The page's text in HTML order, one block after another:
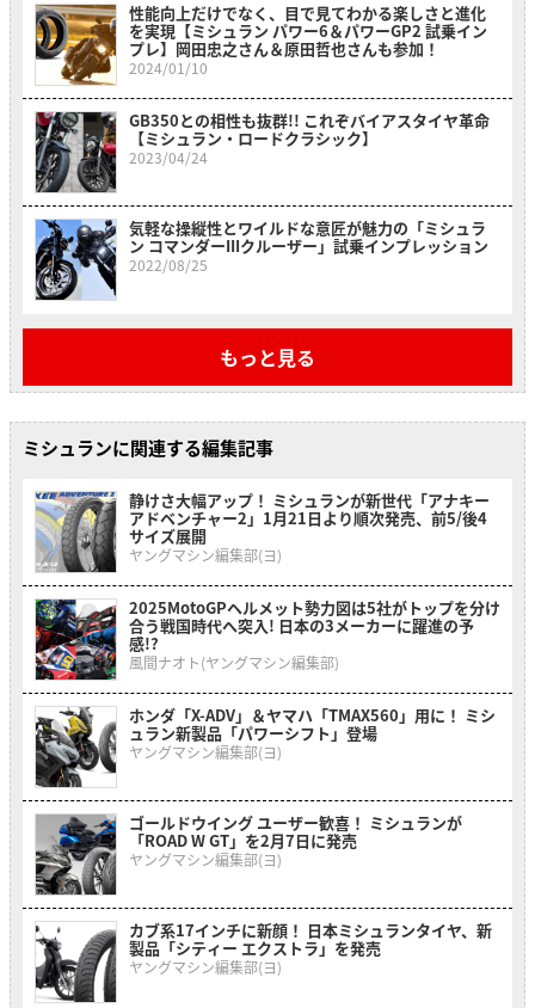
性能向上だけでなく、目で見てわかる楽しさと進化
を実現【ミシュラン パワー6＆パワーGP2 試乗イン
プレ】岡田忠之さん＆原田哲也さんも参加！
2024/01/10
GB350との相性も抜群!! これぞバイアスタイヤ革命
【ミシュラン・ロードクラシック】
2023/04/24
気軽な操縦性とワイルドな意匠が魅力の「ミシュラ
ン コマンダーIIIクルーザー」試乗インプレッション
2022/08/25
もっと見る
ミシュランに関連する編集記事
静けさ大幅アップ！ ミシュランが新世代「アナキー
アドベンチャー2」1月21日より順次発売、前5/後4
サイズ展開
ヤングマシン編集部(ヨ)
2025MotoGPヘルメット勢力図は5社がトップを分け
合う戦国時代へ突入! 日本の3メーカーに躍進の予
感!?
風間ナオト(ヤングマシン編集部)
ホンダ「X-ADV」＆ヤマハ「TMAX560」用に！ ミシ
ュラン新製品「パワーシフト」登場
ヤングマシン編集部(ヨ)
ゴールドウイング ユーザー歓喜！ ミシュランが
「ROAD W GT」を2月7日に発売
ヤングマシン編集部(ヨ)
カブ系17インチに新顔！ 日本ミシュランタイヤ、新
製品「シティー エクストラ」を発売
ヤングマシン編集部(ヨ)